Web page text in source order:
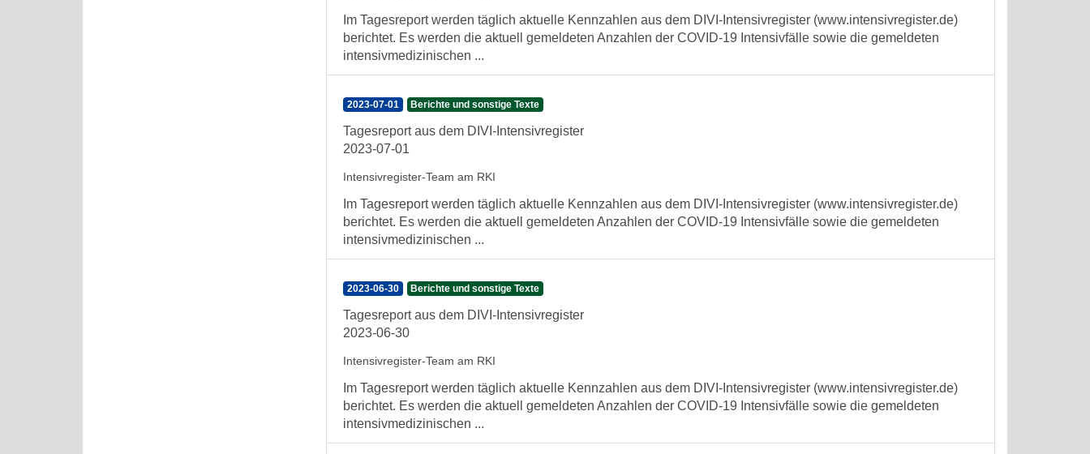
Im Tagesreport werden täglich aktuelle Kennzahlen aus dem DIVI-Intensivregister (www.intensivregister.de)
berichtet. Es werden die aktuell gemeldeten Anzahlen der COVID-19 Intensivfälle sowie die gemeldeten
intensivmedizinischen ...
2023-07-01 Berichte und sonstige Texte
Tagesreport aus dem DIVI-Intensivregister
2023-07-01
Intensivregister-Team am RKI
Im Tagesreport werden täglich aktuelle Kennzahlen aus dem DIVI-Intensivregister (www.intensivregister.de)
berichtet. Es werden die aktuell gemeldeten Anzahlen der COVID-19 Intensivfälle sowie die gemeldeten
intensivmedizinischen ...
2023-06-30 Berichte und sonstige Texte
Tagesreport aus dem DIVI-Intensivregister
2023-06-30
Intensivregister-Team am RKI
Im Tagesreport werden täglich aktuelle Kennzahlen aus dem DIVI-Intensivregister (www.intensivregister.de)
berichtet. Es werden die aktuell gemeldeten Anzahlen der COVID-19 Intensivfälle sowie die gemeldeten
intensivmedizinischen ...